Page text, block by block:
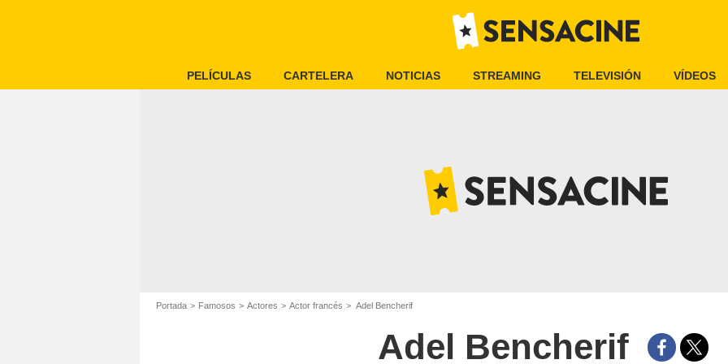
PELÍCULAS CARTELERA NOTICIAS STREAMING TELEVISIÓN VÍDEOS
Portada Famosos Actores Actor francés Adel Bencherif
Adel Bencherif